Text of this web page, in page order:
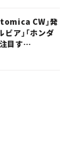
tomica CW」発
ビア」「ホンダ
目す
とホビー】